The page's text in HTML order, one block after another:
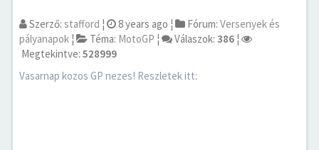
Szerző: stafford ¦ 8 years ago ¦ Fórum: Versenyek és
pályanapok ¦ Téma: MotoGP ¦ Válaszok: 386 ¦
Megtekintve: 528999
Vasarnap kozos GP nezes! Reszletek itt: